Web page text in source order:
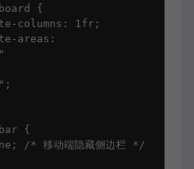
{
columns: 1fr;
areas:
{
/* 移动端隐藏侧边栏 */